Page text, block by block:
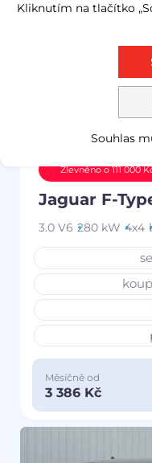
Zlevněno o 111 000
Jaguar F-
3.0 V6 280 kW 4x4
Měsíčně od
3 386 Kč
Kliknutím na tlačítko
Souhlas